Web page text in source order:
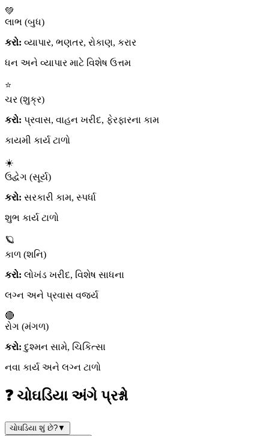
💚
લાભ (બુધ)
કરો: વ્યાપાર, ભણતર, રોકાણ, કરાર
ધન અને વ્યાપાર માટે વિશેષ ઉત્તમ
⭐
ચર (શુક્ર)
કરો: પ્રવાસ, વાહન ખરીદ, ફેરફારના કામ
કાયમી કાર્ય ટાળો
☀️
ઉદ્વેગ (સૂર્ય)
કરો: સરકારી કામ, સ્પર્ધા
શુભ કાર્ય ટાળો
🪐
કાળ (શનિ)
કરો: લોખંડ ખરીદ, વિશેષ સાધના
લગ્ન અને પ્રવાસ વર્જ્ય
🔴
રોગ (મંગળ)
કરો: દુશ્મન સામે, ચિકિત્સા
નવા કાર્ય અને લગ્ન ટાળો
❓ ચોઘડિયા અંગે પ્રશ્નો
ચોઘડિયા શું છે?▼